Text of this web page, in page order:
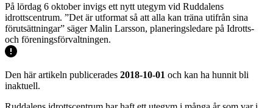
På lördag 6 oktober invigs ett nytt utegym vid Ruddalens
idrottscentrum. ”Det är utformat så att alla kan träna utifrån sina
förutsättningar” säger Malin Larsson, planeringsledare på Idrotts-
och föreningsförvaltningen.
Den här artikeln publicerades 2018-10-01 och kan ha hunnit bli
inaktuell.